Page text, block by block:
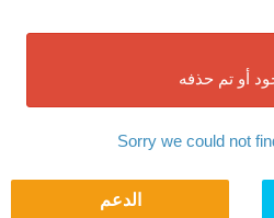
أو تم حذفه
Sorry we could not
الدعم